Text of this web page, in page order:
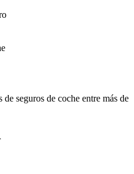
seguros de coche entre más de